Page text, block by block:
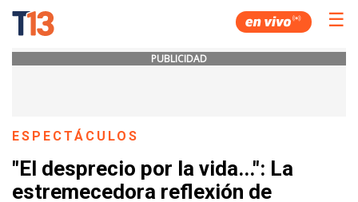
☰
PUBLICIDAD
ESPECTÁCULOS
"El desprecio por la vida...": La
estremecedora reflexión de